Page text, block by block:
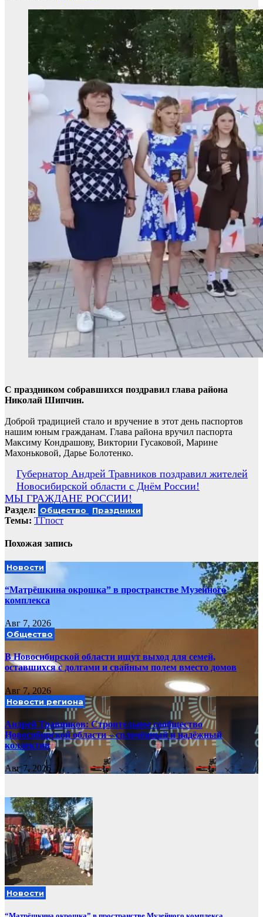
С праздником собравшихся поздравил глава района
Николай Шипчин.
Доброй традицией стало и вручение в этот день паспортов
нашим юным гражданам. Глава района вручил паспорта
Максиму Кондрашову, Виктории Гусаковой, Марине
Махоньковой, Дарье Болотенко.
Навигация
по
записям
Губернатор Андрей Травников поздравил жителей
Новосибирской области с Днём России!
МЫ ГРАЖДАНЕ РОССИИ!
Раздел: Общество Праздники
Темы: ТГпост
Похожая запись
Новости
“Матрёшкина окрошка” в пространстве Музейного
комплекса
Авг 7, 2026
Общество
В Новосибирской области ищут выход для семей,
оставшихся с долгами и свайным полем вместо домов
Авг 7, 2026
Новости региона
Андрей Травников: Строительное сообщество
Новосибирской области – сплочённый и надёжный
коллектив
Авг 7, 2026
Новости